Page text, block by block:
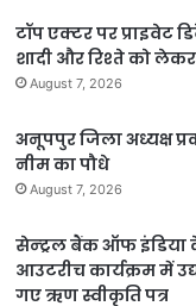
टॉप एक्टर पर प्राइवेट
शादी और रिश्ते को
August 7, 2026
अनूपपुर जिला अध्यक्ष
नीम का पौधे
August 7, 2026
सेन्ट्रल बैंक ऑफ इंडिया
आउटरीच कार्यक्रम में
गए ऋण स्वीकृति पत्र